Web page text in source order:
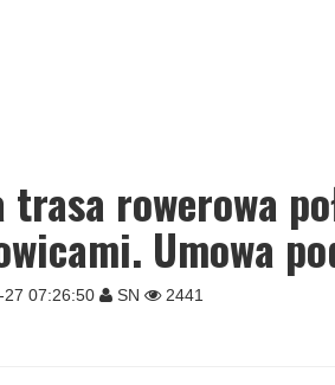
trasa rowerowa
Umowa
27 07:26:50 SN 2441